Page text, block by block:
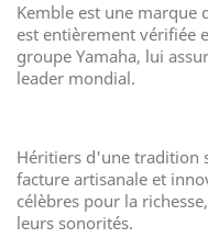
Kemble est une marque
est entièrement vérifiée
groupe Yamaha, lui
leader mondial.
Héritiers d'une tradition
facture artisanale et
célèbres pour la
leurs sonorités.